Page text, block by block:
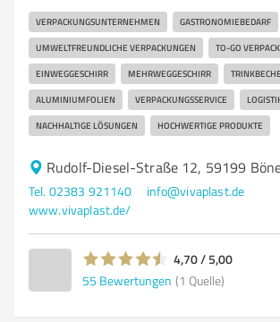
VERPACKUNGSUNTERNEHMEN GASTRONOMIEBEDARF
UMWELTFREUNDLICHE VERPACKUNGEN TO-GO
EINWEGGESCHIRR MEHRWEGGESCHIRR
ALUMINIUMFOLIEN VERPACKUNGSSERVICE
NACHHALTIGE LÖSUNGEN HOCHWERTIGE PRODUKTE
Rudolf-Diesel-Straße 12, 59199
Tel. 02383 921140
info@vivaplast.de
www.vivaplast.de/
4,70 / 5,00
55 Bewertungen (1 Quelle)